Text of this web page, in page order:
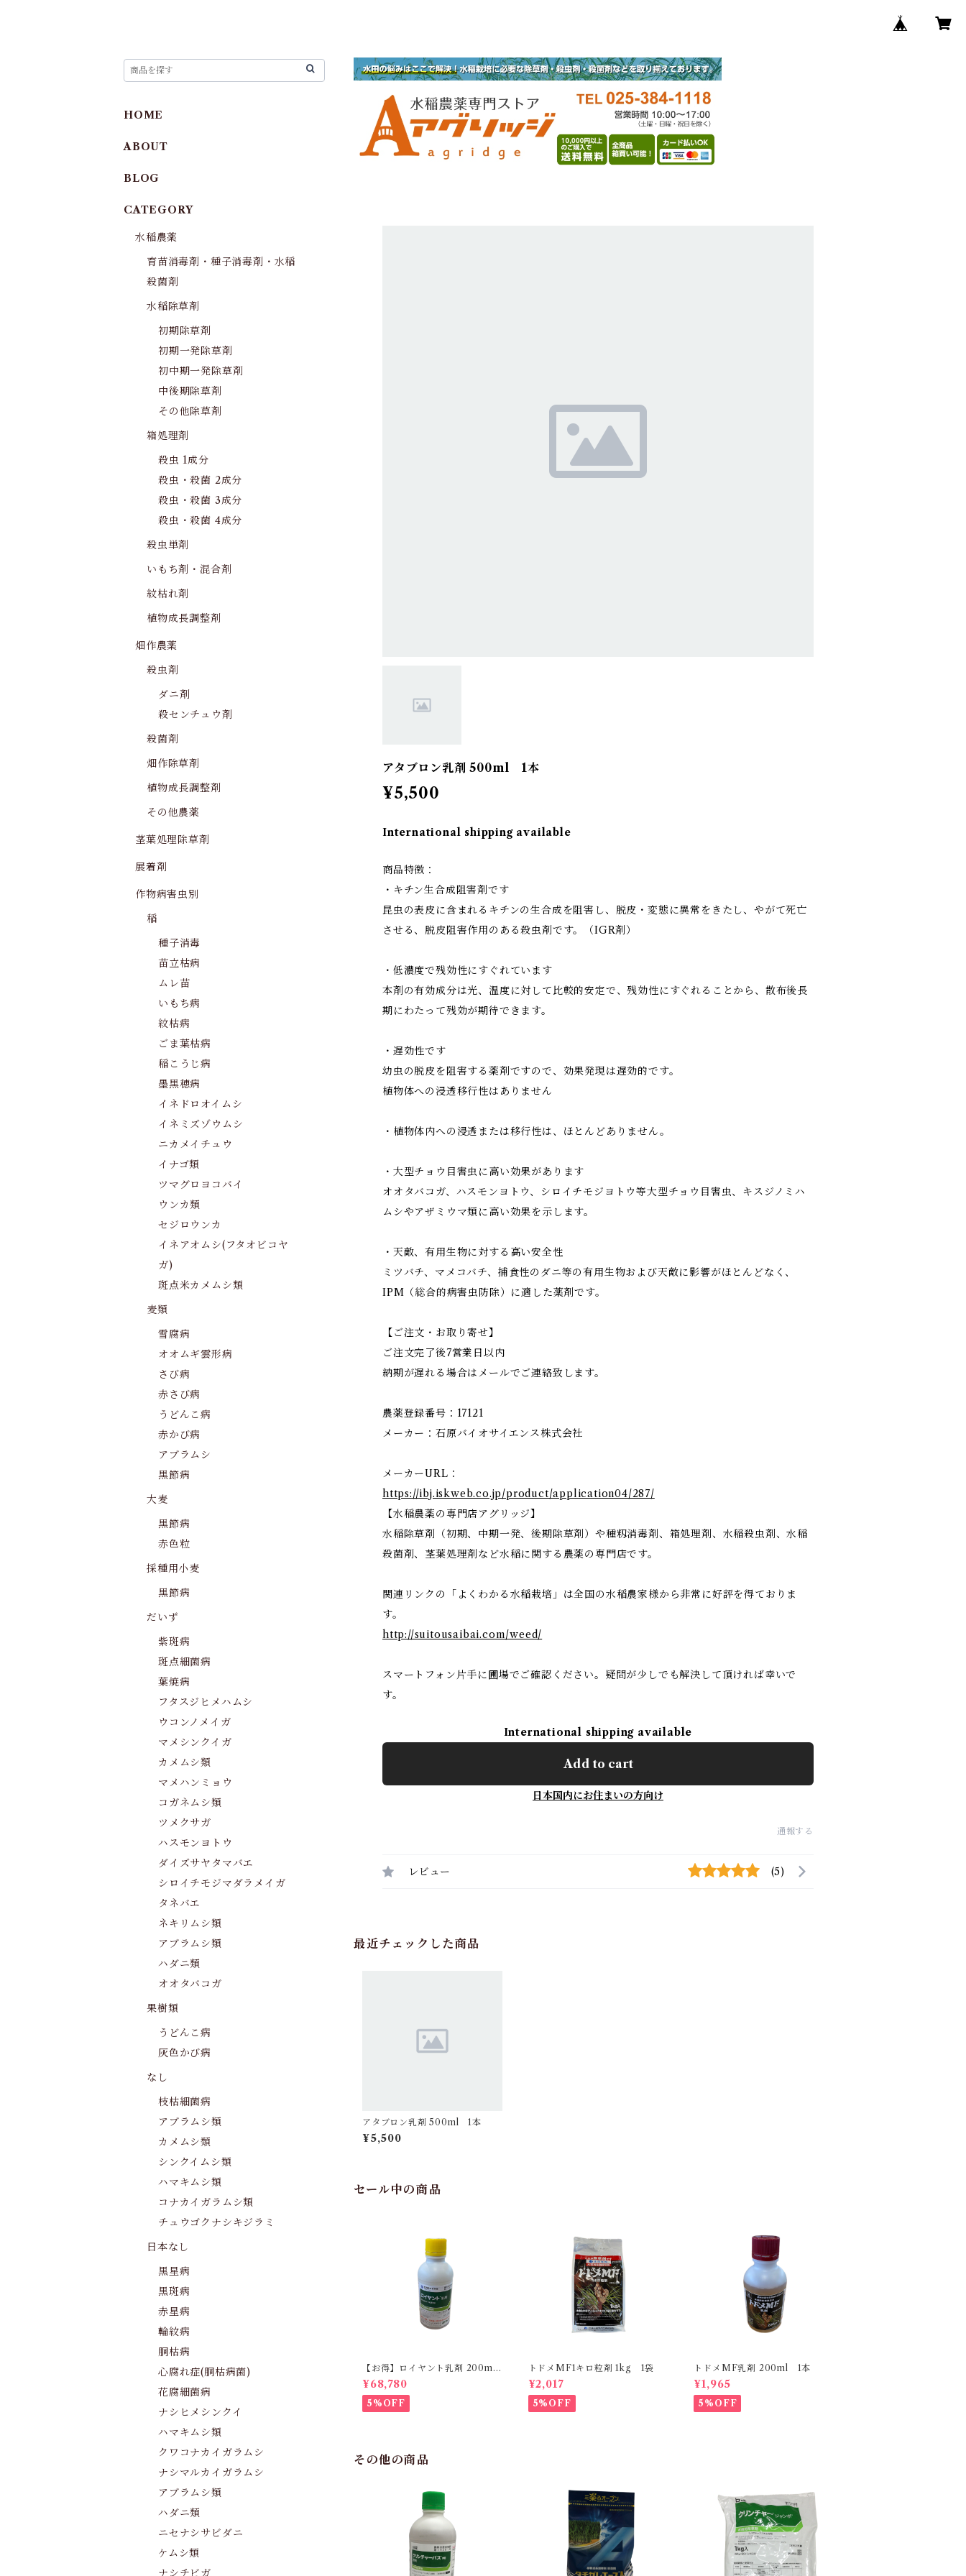
アタブロン乳剤 500ml 1本
¥5,500
International shipping available
商品特徴：
・キチン生合成阻害剤です
昆虫の表皮に含まれるキチンの生合成を阻害し、脱皮・変態に異常をきたし、やがて死亡
させる、脱皮阻害作用のある殺虫剤です。（IGR剤）
・低濃度で残効性にすぐれています
本剤の有効成分は光、温度に対して比較的安定で、残効性にすぐれることから、散布後長
期にわたって残効が期待できます。
・遅効性です
幼虫の脱皮を阻害する薬剤ですので、効果発現は遅効的です。
植物体への浸透移行性はありません
・植物体内への浸透または移行性は、ほとんどありません。
・大型チョウ目害虫に高い効果があります
オオタバコガ、ハスモンヨトウ、シロイチモジヨトウ等大型チョウ目害虫、キスジノミハ
ムシやアザミウマ類に高い効果を示します。
・天敵、有用生物に対する高い安全性
ミツバチ、マメコバチ、捕食性のダニ等の有用生物および天敵に影響がほとんどなく、
IPM（総合的病害虫防除）に適した薬剤です。
【ご注文・お取り寄せ】
ご注文完了後7営業日以内
納期が遅れる場合はメールでご連絡致します。
農薬登録番号：17121
メーカー：石原バイオサイエンス株式会社
メーカーURL：
https://ibj.iskweb.co.jp/product/application04/287/
【水稲農薬の専門店アグリッジ】
水稲除草剤（初期、中期一発、後期除草剤）や種籾消毒剤、箱処理剤、水稲殺虫剤、水稲
殺菌剤、茎葉処理剤など水稲に関する農薬の専門店です。
関連リンクの「よくわかる水稲栽培」は全国の水稲農家様から非常に好評を得ておりま
す。
http://suitousaibai.com/weed/
スマートフォン片手に圃場でご確認ください。疑問が少しでも解決して頂ければ幸いで
す。
International shipping available
Add to cart
日本国内にお住まいの方向け
通報する
レビュー (5)
最近チェックした商品
アタブロン乳剤 500ml 1本
¥5,500
セール中の商品
【お得】ロイヤント乳剤 200ml
【1箱】20本入
¥68,780
5%OFF
トドメMF1キロ粒剤 1kg 1袋
¥2,017
5%OFF
トドメMF乳剤 200ml 1本
¥1,965
5%OFF
その他の商品
HOME
ABOUT
BLOG
CATEGORY
水稲農薬
育苗消毒剤・種子消毒剤・水稲
殺菌剤
水稲除草剤
初期除草剤
初期一発除草剤
初中期一発除草剤
中後期除草剤
その他除草剤
箱処理剤
殺虫 1成分
殺虫・殺菌 2成分
殺虫・殺菌 3成分
殺虫・殺菌 4成分
殺虫単剤
いもち剤・混合剤
紋枯れ剤
植物成長調整剤
畑作農薬
殺虫剤
ダニ剤
殺センチュウ剤
殺菌剤
畑作除草剤
植物成長調整剤
その他農薬
茎葉処理除草剤
展着剤
作物病害虫別
稲
種子消毒
苗立枯病
ムレ苗
いもち病
紋枯病
ごま葉枯病
稲こうじ病
墨黒穂病
イネドロオイムシ
イネミズゾウムシ
ニカメイチュウ
イナゴ類
ツマグロヨコバイ
ウンカ類
セジロウンカ
イネアオムシ(フタオビコヤ
ガ)
斑点米カメムシ類
麦類
雪腐病
オオムギ雲形病
さび病
赤さび病
うどんこ病
赤かび病
アブラムシ
黒節病
大麦
黒節病
赤色粒
採種用小麦
黒節病
だいず
紫斑病
斑点細菌病
葉焼病
フタスジヒメハムシ
ウコンノメイガ
マメシンクイガ
カメムシ類
マメハンミョウ
コガネムシ類
ツメクサガ
ハスモンヨトウ
ダイズサヤタマバエ
シロイチモジマダラメイガ
タネバエ
ネキリムシ類
アブラムシ類
ハダニ類
オオタバコガ
果樹類
うどんこ病
灰色かび病
なし
枝枯細菌病
アブラムシ類
カメムシ類
シンクイムシ類
ハマキムシ類
コナカイガラムシ類
チュウゴクナシキジラミ
日本なし
黒星病
黒斑病
赤星病
輪紋病
胴枯病
心腐れ症(胴枯病菌)
花腐細菌病
ナシヒメシンクイ
ハマキムシ類
クワコナカイガラムシ
ナシマルカイガラムシ
アブラムシ類
ハダニ類
ニセナシサビダニ
ケムシ類
ナシチビガ